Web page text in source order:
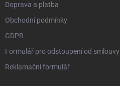
Doprava a platba
Obchodní podmínky
GDPR
Formulář pro odstoupení od smlouvy
Reklamační formulář